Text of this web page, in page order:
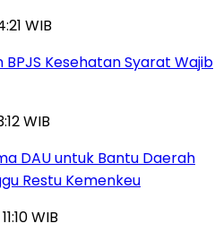
WIB
Kesehatan Syarat Wajib
WIB
DAU untuk Bantu Daerah
Restu Kemenkeu
WIB